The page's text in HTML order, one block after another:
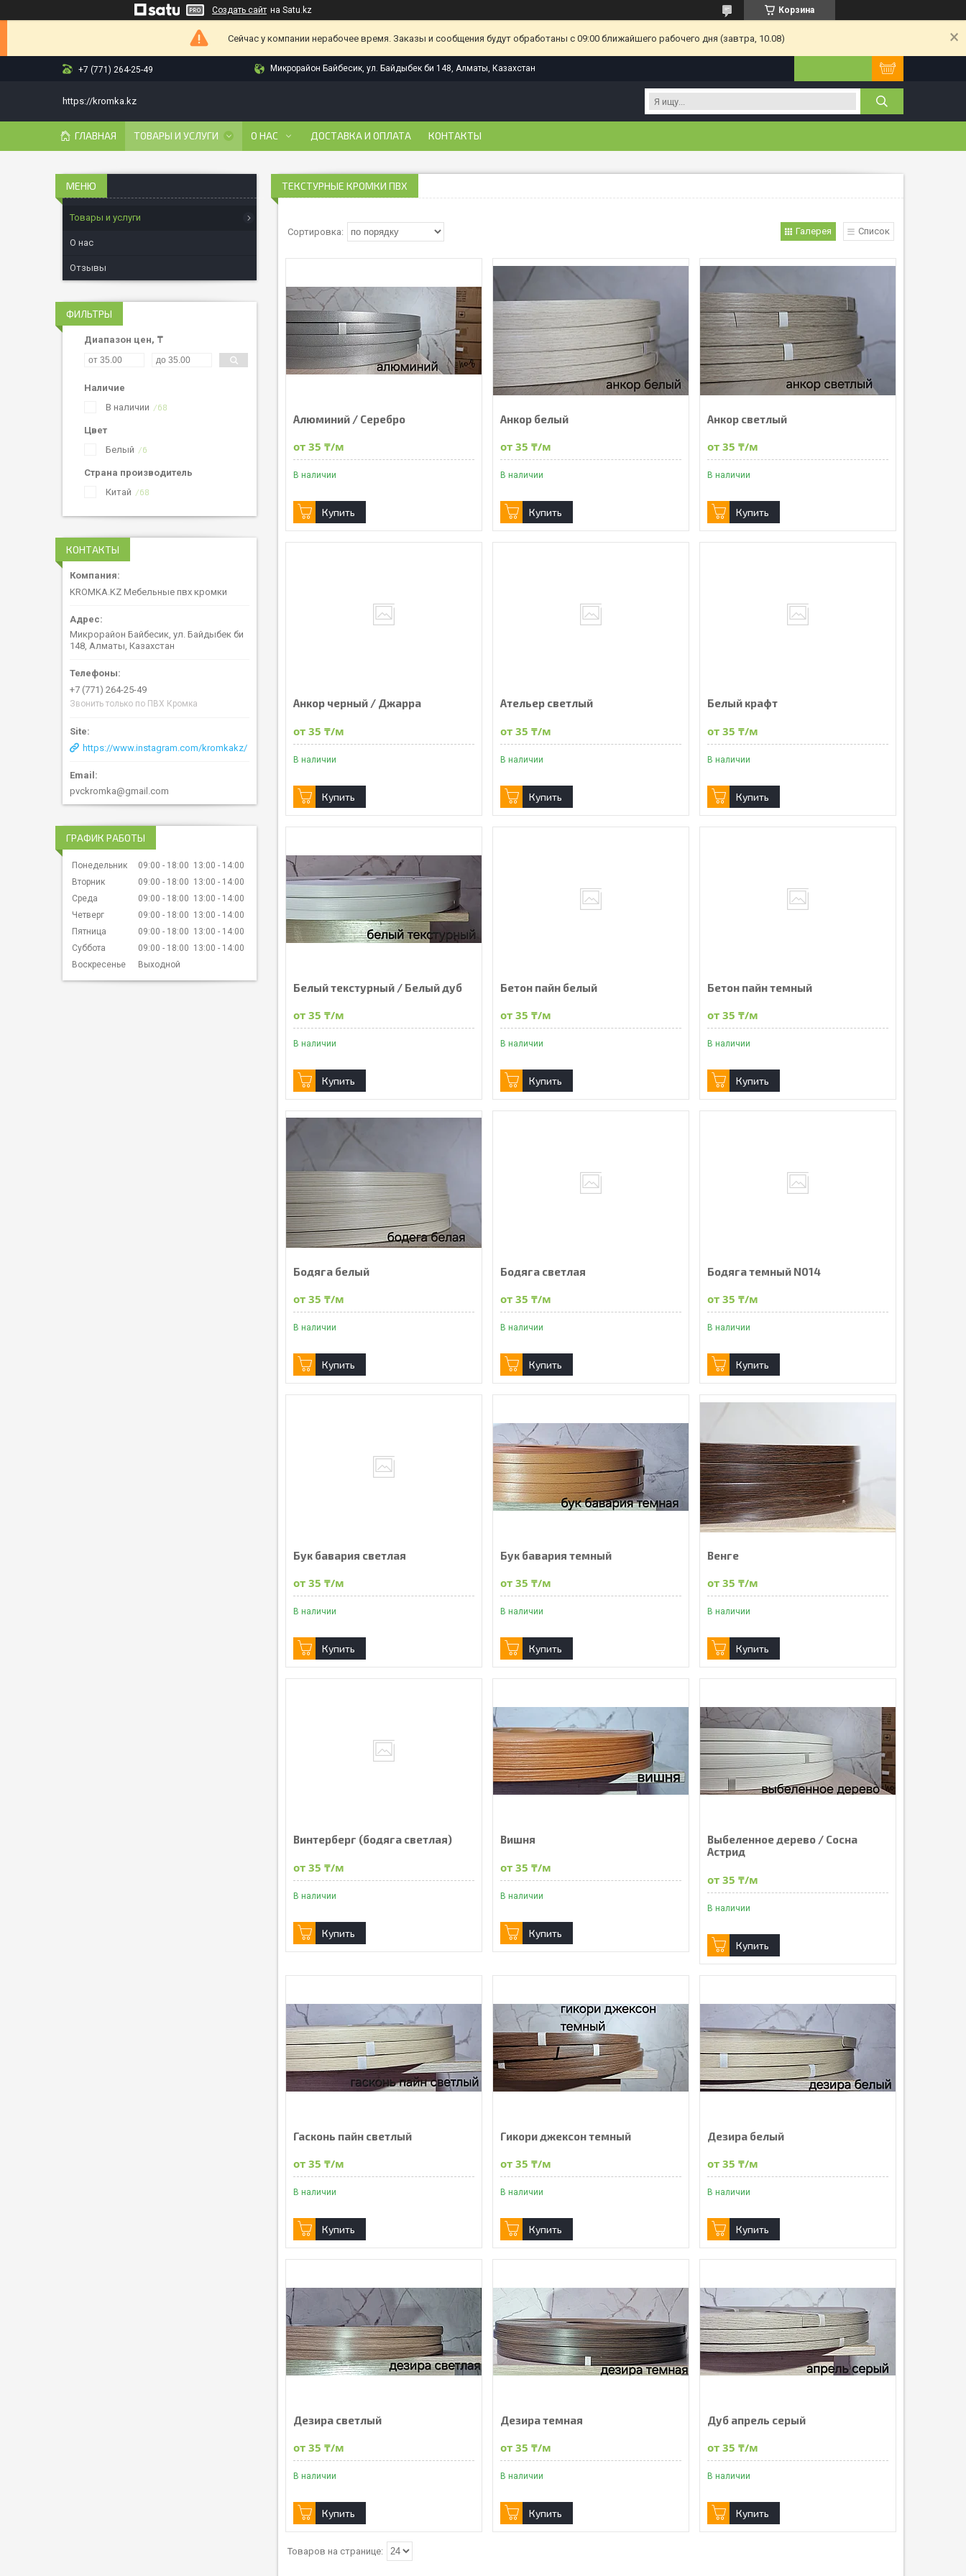
Создать сайт на Satu.kz Корзина
Сейчас у компании нерабочее время. Заказы и сообщения будут обработаны с 09:00 ближайшего рабочего дня (завтра, 10.08)
+7 (771) 264-25-49 Микрорайон Байбесик, ул. Байдыбек би 148, Алматы, Казахстан
https://kromka.kz
ГЛАВНАЯ ТОВАРЫ И УСЛУГИ О НАС ДОСТАВКА И ОПЛАТА КОНТАКТЫ
ТЕКСТУРНЫЕ КРОМКИ ПВХ
Галерея Список
Алюминий / Серебро
от 35 ₸/м
В наличии
Купить
Анкор белый
от 35 ₸/м
В наличии
Купить
Анкор светлый
от 35 ₸/м
В наличии
Купить
Анкор черный / Джарра
от 35 ₸/м
В наличии
Купить
Ательер светлый
от 35 ₸/м
В наличии
Купить
Белый крафт
от 35 ₸/м
В наличии
Купить
Белый текстурный / Белый дуб
от 35 ₸/м
В наличии
Купить
Бетон пайн белый
от 35 ₸/м
В наличии
Купить
Бетон пайн темный
от 35 ₸/м
В наличии
Купить
Бодяга белый
от 35 ₸/м
В наличии
Купить
Бодяга светлая
от 35 ₸/м
В наличии
Купить
Бодяга темный N014
от 35 ₸/м
В наличии
Купить
Бук бавария светлая
от 35 ₸/м
В наличии
Купить
Бук бавария темный
от 35 ₸/м
В наличии
Купить
Венге
от 35 ₸/м
В наличии
Купить
Винтерберг (бодяга светлая)
от 35 ₸/м
В наличии
Купить
Вишня
от 35 ₸/м
В наличии
Купить
Выбеленное дерево / Сосна
Астрид
от 35 ₸/м
В наличии
Купить
Гасконь пайн светлый
от 35 ₸/м
В наличии
Купить
Гикори джексон темный
от 35 ₸/м
В наличии
Купить
Дезира белый
от 35 ₸/м
В наличии
Купить
Дезира светлый
от 35 ₸/м
В наличии
Купить
Дезира темная
от 35 ₸/м
В наличии
Купить
Дуб апрель серый
от 35 ₸/м
В наличии
Купить
Товары и услуги
О нас
Отзывы
ФИЛЬТРЫ
Диапазон цен, ₸
Наличие
В наличии
68
Цвет
Белый
6
Страна производитель
Китай
68
КОНТАКТЫ
KROMKA.KZ Мебельные пвх кромки
Микрорайон Байбесик, ул. Байдыбек би
148, Алматы, Казахстан
+7 (771) 264-25-49
Звонить только по ПВХ Кромка
https://www.instagram.com/kromkakz/
pvckromka@gmail.com
ГРАФИК РАБОТЫ
Понедельник 09:00 18:00 13:00
14:00
Вторник
09:00 18:00 13:00
14:00
Среда
09:00 18:00 13:00
14:00
Четверг
09:00 18:00 13:00
14:00
Пятница
09:00 18:00 13:00
14:00
Суббота
09:00 18:00 13:00
14:00
Воскресенье
Выходной